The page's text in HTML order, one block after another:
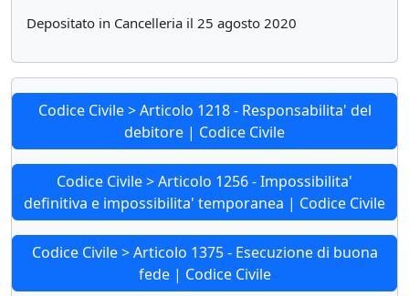
Depositato in Cancelleria il 25 agosto 2020
Codice Civile > Articolo 1218 - Responsabilita' del
debitore | Codice Civile
Codice Civile > Articolo 1256 - Impossibilita'
definitiva e impossibilita' temporanea | Codice Civile
Codice Civile > Articolo 1375 - Esecuzione di buona
fede | Codice Civile